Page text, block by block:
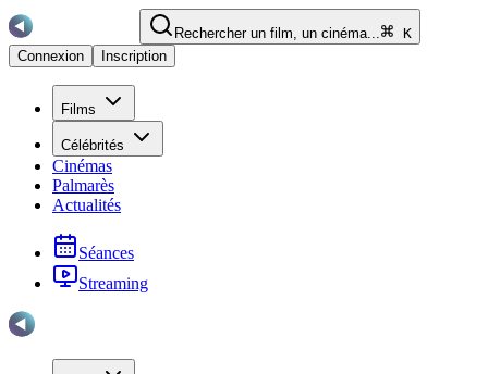
Rechercher un film, un cinéma...
K
Connexion
Inscription
Films
Célébrités
Cinémas
Palmarès
Actualités
Séances
Streaming